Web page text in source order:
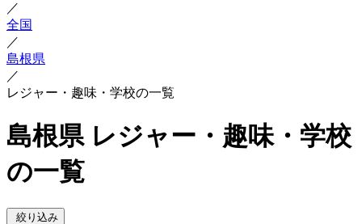
／
全国
／
島根県
／
レジャー・趣味・学校の一覧
島根県 レジャー・趣味・学校
の一覧
絞り込み